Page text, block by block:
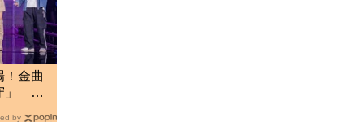
！金曲
」 震
by